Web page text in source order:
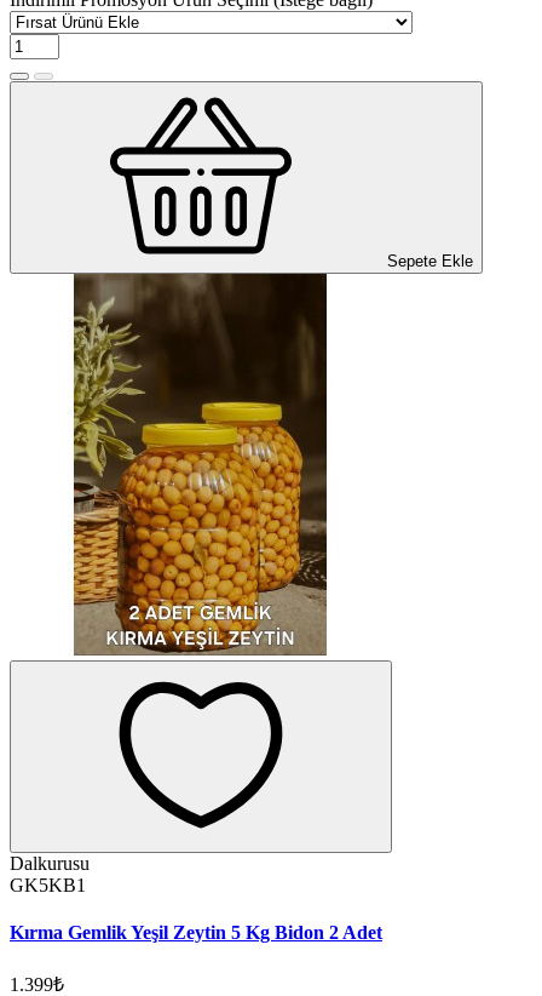
Sepete Ekle
Dalkurusu
GK5KB1
Kırma Gemlik Yeşil Zeytin 5 Kg Bidon 2 Adet
1.399₺